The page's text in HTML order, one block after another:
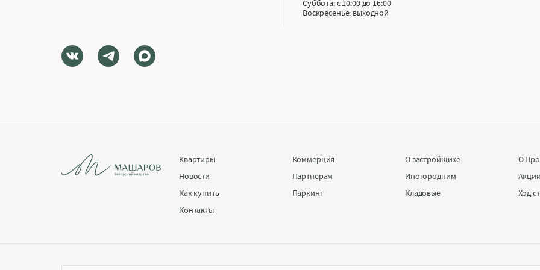
Суббота: с 10:00 до 16:00
Воскресенье: выходной
Квартиры Коммерция О застройщике
О
Новости
Партнерам Иногородним
Акции
Как купить
Паркинг Кладовые
Ход
Контакты